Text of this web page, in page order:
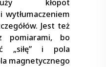
kłopot
Jest też
pomiarami, bo
„siłę” i pola
magnetycznego